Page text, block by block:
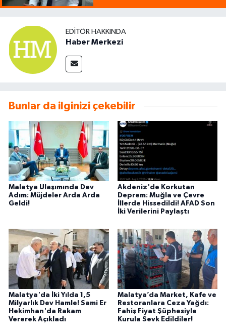
EDITÖR HAKKINDA
Haber Merkezi
Bunlar da ilginizi çekebilir
Malatya Ulaşımında Dev
Adım: Müjdeler Arda Arda
Geldi!
Akdeniz'de Korkutan
Deprem: Muğla ve Çevre
İllerde Hissedildi! AFAD Son
İki Verilerini Paylaştı
Malatya'da İki Yılda 1,5
Milyarlık Dev Hamle! Sami Er
Hekimhan'da Rakam
Vererek Açıkladı
Malatya’da Market, Kafe ve
Restoranlara Ceza Yağdı:
Fahiş Fiyat Şüphesiyle
Kurula Sevk Edildiler!